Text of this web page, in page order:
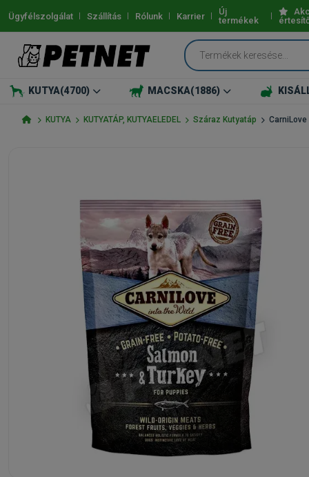
Ügyfélszolgálat Szállítás Rólunk Karrier
Új
termékek
KUTYA(4700) MACSKA(1886)
KUTYA KUTYATÁP, KUTYAELEDEL Száraz Kutyatáp